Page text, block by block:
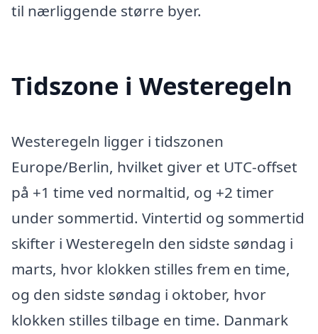
til nærliggende større byer.
Tidszone i Westeregeln
Westeregeln ligger i tidszonen
Europe/Berlin, hvilket giver et UTC-offset
på +1 time ved normaltid, og +2 timer
under sommertid. Vintertid og sommertid
skifter i Westeregeln den sidste søndag i
marts, hvor klokken stilles frem en time,
og den sidste søndag i oktober, hvor
klokken stilles tilbage en time. Danmark